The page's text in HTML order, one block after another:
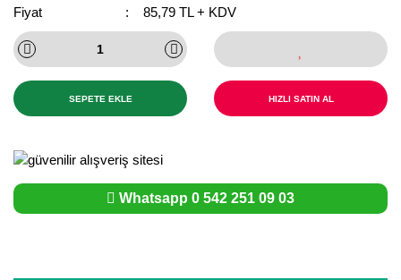
Fiyat
85,79 TL + KDV
SEPETE EKLE HIZLI SATIN AL
Whatsapp 0 542 251 09 03